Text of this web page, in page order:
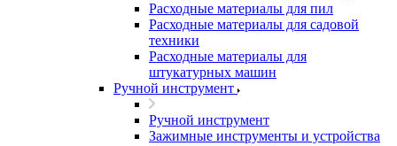
Расходные материалы для пил
Расходные материалы для садовой
техники
Расходные материалы для
штукатурных машин
Ручной инструмент
Ручной инструмент
Зажимные инструменты и устройства